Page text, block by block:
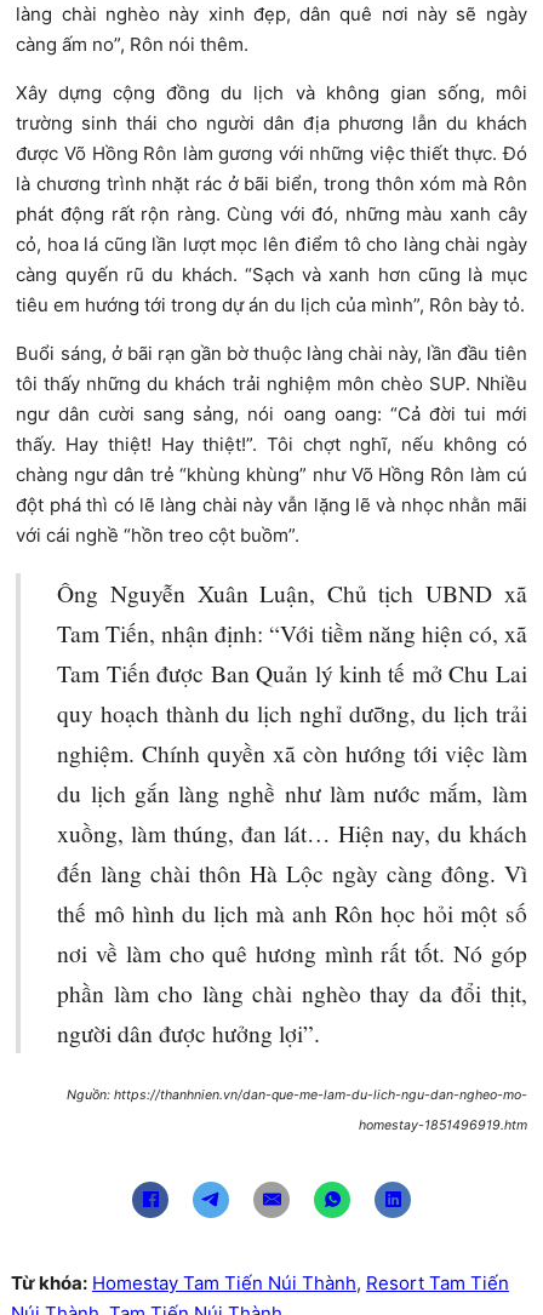
làng chài nghèo này xinh đẹp, dân quê nơi này sẽ ngày
càng ấm no”, Rôn nói thêm.
Xây dựng cộng đồng du lịch và không gian sống, môi
trường sinh thái cho người dân địa phương lẫn du khách
được Võ Hồng Rôn làm gương với những việc thiết thực. Đó
là chương trình nhặt rác ở bãi biển, trong thôn xóm mà Rôn
phát động rất rộn ràng. Cùng với đó, những màu xanh cây
cỏ, hoa lá cũng lần lượt mọc lên điểm tô cho làng chài ngày
càng quyến rũ du khách. “Sạch và xanh hơn cũng là mục
tiêu em hướng tới trong dự án du lịch của mình”, Rôn bày tỏ.
Buổi sáng, ở bãi rạn gần bờ thuộc làng chài này, lần đầu tiên
tôi thấy những du khách trải nghiệm môn chèo SUP. Nhiều
ngư dân cười sang sảng, nói oang oang: “Cả đời tui mới
thấy. Hay thiệt! Hay thiệt!”. Tôi chợt nghĩ, nếu không có
chàng ngư dân trẻ “khùng khùng” như Võ Hồng Rôn làm cú
đột phá thì có lẽ làng chài này vẫn lặng lẽ và nhọc nhằn mãi
với cái nghề “hồn treo cột buồm”.
Ông Nguyễn Xuân Luận, Chủ tịch UBND xã
Tam Tiến, nhận định: “Với tiềm năng hiện có, xã
Tam Tiến được Ban Quản lý kinh tế mở Chu Lai
quy hoạch thành du lịch nghỉ dưỡng, du lịch trải
nghiệm. Chính quyền xã còn hướng tới việc làm
du lịch gắn làng nghề như làm nước mắm, làm
xuồng, làm thúng, đan lát… Hiện nay, du khách
đến làng chài thôn Hà Lộc ngày càng đông. Vì
thế mô hình du lịch mà anh Rôn học hỏi một số
nơi về làm cho quê hương mình rất tốt. Nó góp
phần làm cho làng chài nghèo thay da đổi thịt,
người dân được hưởng lợi”.
Nguồn: https://thanhnien.vn/dan-que-me-lam-du-lich-ngu-dan-ngheo-mo-
homestay-1851496919.htm
Từ khóa: Homestay Tam Tiến Núi Thành, Resort Tam Tiến